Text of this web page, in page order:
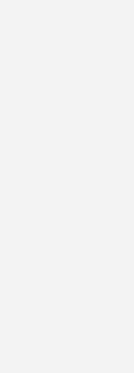
Ausbau der Windenergie
naturfachlichen und
zum Artenschutz listet
gefährdet ist, und
deren Nistplätze. Dabei
gelten, in der keine
Außerhalb einer
grundsätzlich
Raum zwischen beiden
wenn festgelegte
das Fortlocken der Vögel
oder technische
nach
mit der EU-
Grundgesetz erlaube
Artenschutzfragen im
EU-Vogelschutzrichtlinie,